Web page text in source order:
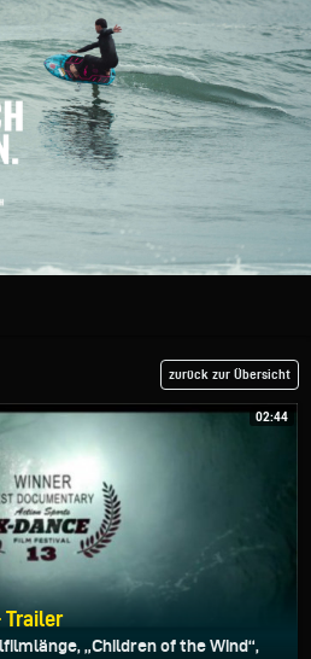
zurück zur Übersicht
02:44
Trailer
„Children of the Wind“,